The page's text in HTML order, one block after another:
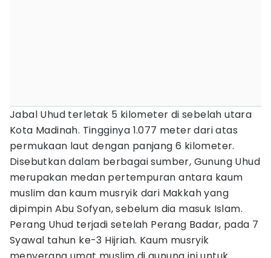
Jabal Uhud terletak 5 kilometer di sebelah utara
Kota Madinah. Tingginya 1.077 meter dari atas
permukaan laut dengan panjang 6 kilometer.
Disebutkan dalam berbagai sumber, Gunung Uhud
merupakan medan pertempuran antara kaum
muslim dan kaum musryik dari Makkah yang
dipimpin Abu Sofyan, sebelum dia masuk Islam.
Perang Uhud terjadi setelah Perang Badar, pada 7
Syawal tahun ke-3 Hijriah. Kaum musryik